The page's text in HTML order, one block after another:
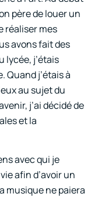
père de louer un
réaliser mes
avons fait des
lycée, j’étais
Quand j’étais à
au sujet du
j’ai décidé de
et la
avec qui je
afin d’avoir un
musique ne paiera